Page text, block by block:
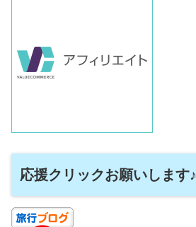
応援クリックお願いします♪